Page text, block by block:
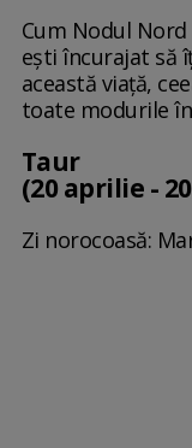
Cum Nodul
ești încurajat să
această viață,
toate modurile
Taur
(20 aprilie -
Zi norocoasă: